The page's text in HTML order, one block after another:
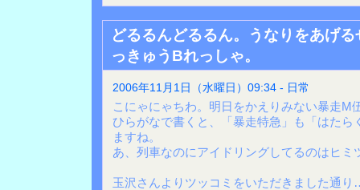
どるるんどるるん。うなりをあげ
っきゅうBれっしゃ。
2006年11月1日（水曜日）09:34 - 日常
こにゃにゃちわ。明日をかえりみない暴走M
ひらがなで書くと、「暴走特急」も「はたら
ますね。
あ、列車なのにアイドリングしてるのはヒミ
玉沢さんよりツッコミをいただきました通